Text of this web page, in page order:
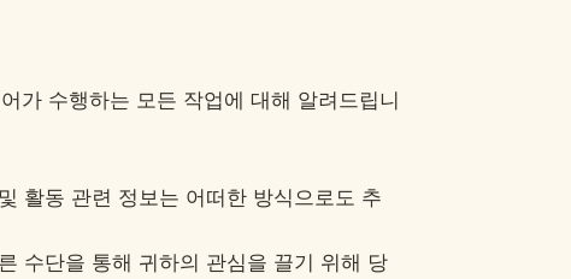
가 수행하는 모든 작업에 대해 알려드립니
활동 관련 정보는 어떠한 방식으로도 추
수단을 통해 귀하의 관심을 끌기 위해 당